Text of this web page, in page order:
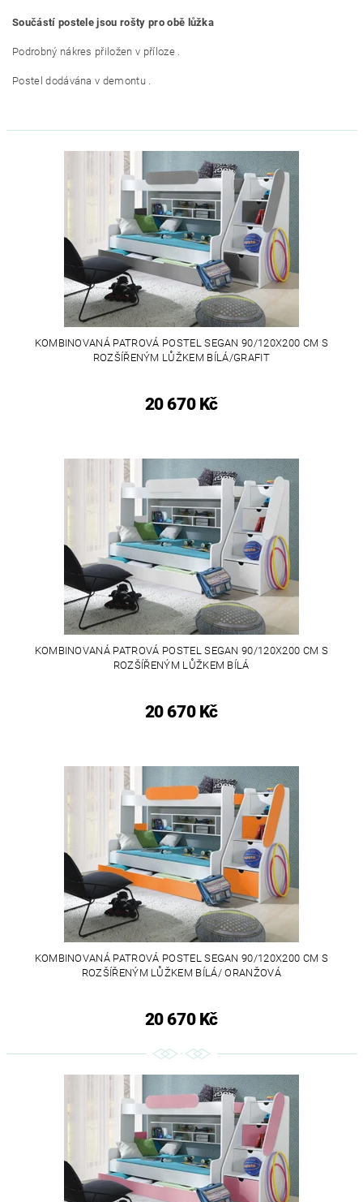
Součástí postele jsou rošty pro obě lůžka
Podrobný nákres přiložen v příloze .
Postel dodávána v demontu .
KOMBINOVANÁ PATROVÁ POSTEL SEGAN 90/120X200 CM S
ROZŠÍŘENÝM LŮŽKEM BÍLÁ/GRAFIT
20 670 Kč
KOMBINOVANÁ PATROVÁ POSTEL SEGAN 90/120X200 CM S
ROZŠÍŘENÝM LŮŽKEM BÍLÁ
20 670 Kč
KOMBINOVANÁ PATROVÁ POSTEL SEGAN 90/120X200 CM S
ROZŠÍŘENÝM LŮŽKEM BÍLÁ/ ORANŽOVÁ
20 670 Kč